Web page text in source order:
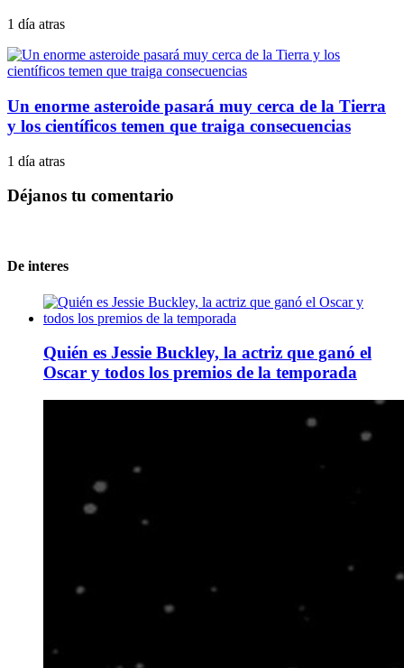
1 día atras
Un enorme asteroide pasará muy cerca de la Tierra
y los científicos temen que traiga consecuencias
1 día atras
Déjanos tu comentario
De interes
Quién es Jessie Buckley, la actriz que ganó el
Oscar y todos los premios de la temporada